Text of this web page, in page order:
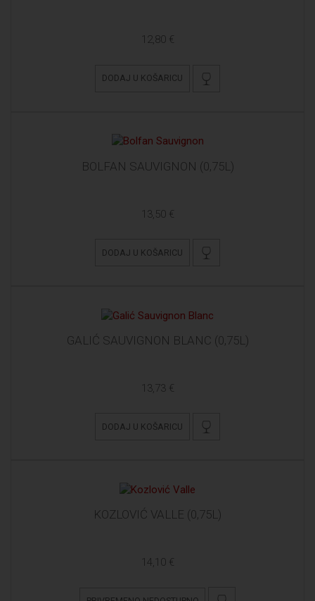
12,80 €
DODAJ U KOŠARICU
BOLFAN SAUVIGNON (0,75L)
13,50 €
DODAJ U KOŠARICU
GALIĆ SAUVIGNON BLANC (0,75L)
13,73 €
DODAJ U KOŠARICU
KOZLOVIĆ VALLE (0,75L)
14,10 €